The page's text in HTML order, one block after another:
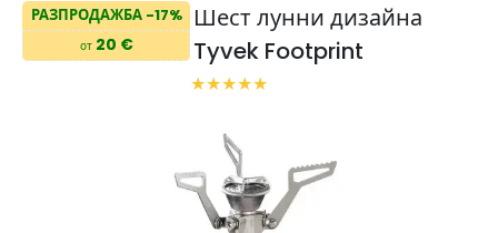
РАЗПРОДАЖБА -17%
от20 €
Шест лунни дизайна
Tyvek Footprint